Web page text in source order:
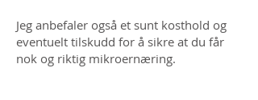
Jeg anbefaler også et sunt kosthold og
eventuelt tilskudd for å sikre at du får
nok og riktig mikroernæring.